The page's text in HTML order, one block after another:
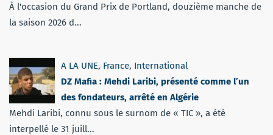
À l'occasion du Grand Prix de Portland, douzième manche de
la saison 2026 d...
A LA UNE, France, International
DZ Mafia : Mehdi Laribi, présenté comme l’un
des fondateurs, arrêté en Algérie
Mehdi Laribi, connu sous le surnom de « TIC », a été
interpellé le 31 juill...